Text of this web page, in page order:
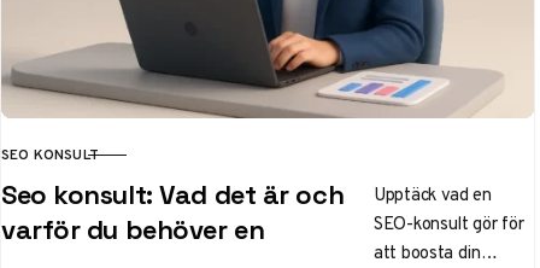
KATEGORI
SEO KONSULT
Seo konsult: Vad det är och
varför du behöver en
Upptäck vad en
SEO-konsult gör för
att boosta din